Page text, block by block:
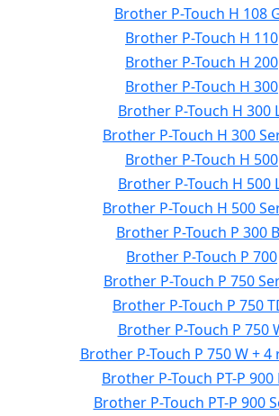
Brother P-Touch H 108
Brother P-Touch H 110
Brother P-Touch H 200
Brother P-Touch H 300
Brother P-Touch H 300
Brother P-Touch H 300
Brother P-Touch H 500
Brother P-Touch H 500
Brother P-Touch H 500
Brother P-Touch P 300
Brother P-Touch P 700
Brother P-Touch P 750
Brother P-Touch P 750
Brother P-Touch P 750
Brother P-Touch P 750 W + 4
Brother P-Touch PT-P 900
Brother P-Touch PT-P 900